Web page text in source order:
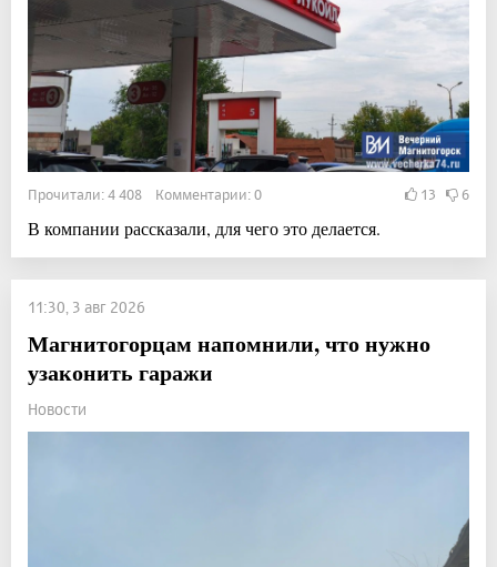
Прочитали: 4 408 Комментарии: 0 13 6
В компании рассказали, для чего это делается.
11:30, 3 авг 2026
Магнитогорцам напомнили, что нужно
узаконить гаражи
Новости